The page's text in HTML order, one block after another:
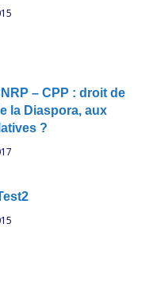
– CPP : droit de
la Diaspora, aux
?